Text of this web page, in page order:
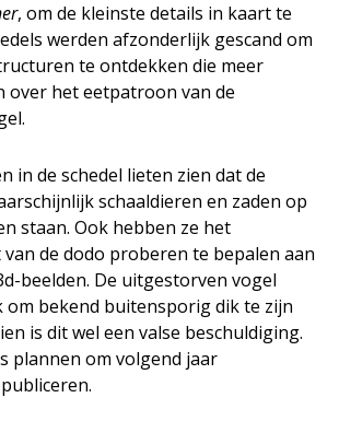
, om de kleinste details in kaart te
werden afzonderlijk gescand om
te ontdekken die meer
over het eetpatroon van de
in de schedel lieten zien dat de
schaaldieren en zaden op
staan. Ook hebben ze het
van de dodo proberen te bepalen aan
beelden. De uitgestorven vogel
om bekend buitensporig dik te zijn
is dit wel een valse beschuldiging.
plannen om volgend jaar